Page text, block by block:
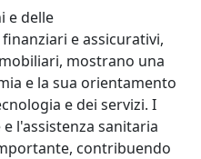
e delle
e assicurativi,
mostrano una
e la sua orientamento
e dei servizi. I
l'assistenza sanitaria
contribuendo